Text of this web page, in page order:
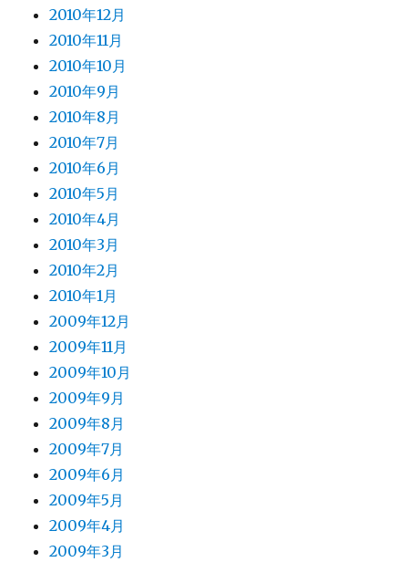
2010年12月
2010年11月
2010年10月
2010年9月
2010年8月
2010年7月
2010年6月
2010年5月
2010年4月
2010年3月
2010年2月
2010年1月
2009年12月
2009年11月
2009年10月
2009年9月
2009年8月
2009年7月
2009年6月
2009年5月
2009年4月
2009年3月